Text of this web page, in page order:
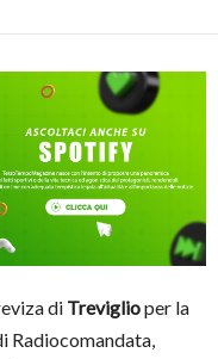
di Treviglioper la
Radiocomandata,